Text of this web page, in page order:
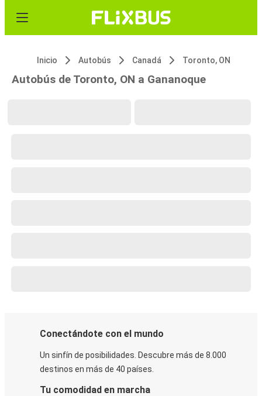
Inicio Autobús Canadá Toronto, ON
Autobús de Toronto, ON a Gananoque
Conectándote con el mundo
Un sinfín de posibilidades. Descubre más de 8.000
destinos en más de 40 países.
Tu comodidad en marcha